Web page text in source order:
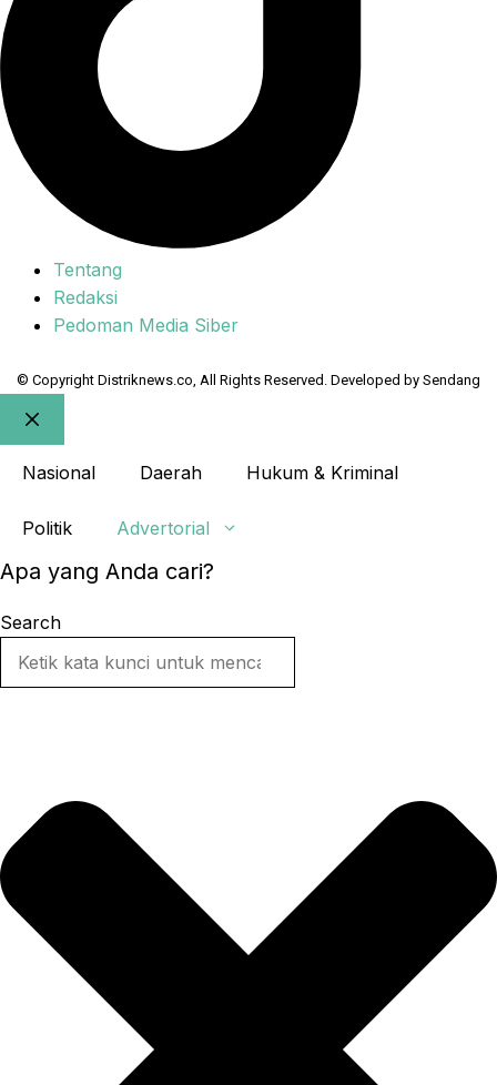
Tentang
Redaksi
Pedoman Media Siber
© Copyright Distriknews.co, All Rights Reserved. Developed by Sendang
Close
Nasional
Daerah Hukum & Kriminal
Politik Advertorial
Apa yang Anda cari?
Search